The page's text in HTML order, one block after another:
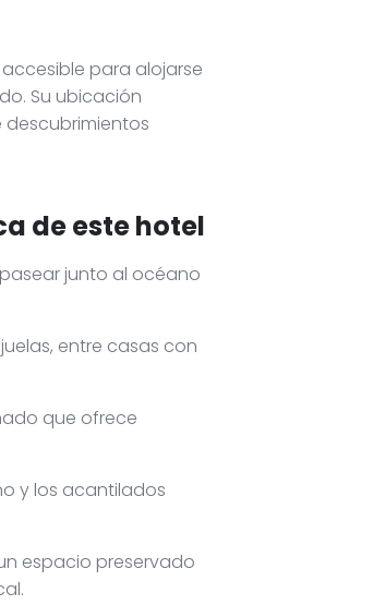
para alojarse
Su ubicación
descubrimientos
de este hotel
junto al océano
entre casas con
que ofrece
y los acantilados
espacio preservado